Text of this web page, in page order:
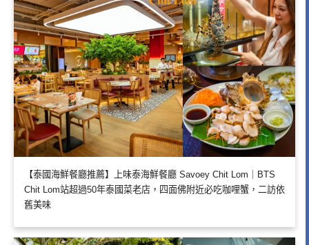
【泰國海鮮餐廳推薦】上味泰海鮮餐廳 Savoey Chit Lom｜BTS
Chit Lom站超過50年泰國菜老店，四面佛附近必吃咖哩蟹，二訪依
舊美味